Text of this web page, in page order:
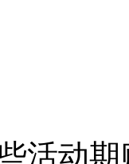
活动